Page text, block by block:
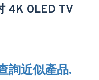
4K OLED TV
詢近似產品.